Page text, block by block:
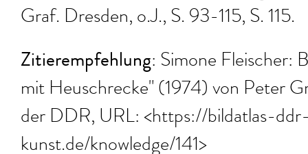
Graf. Dresden, o.J., S. 93-115, S. 115.
Zitierempfehlung: Simone Fleischer:
mit Heuschrecke" (1974) von Peter
der DDR, URL: <https://bildatlas-
kunst.de/knowledge/141>